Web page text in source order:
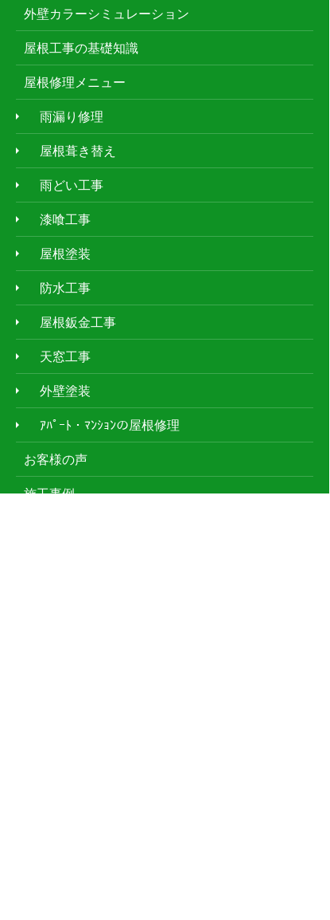
外壁カラーシミュレーション
屋根工事の基礎知識
屋根修理メニュー
雨漏り修理
屋根葺き替え
雨どい工事
漆喰工事
屋根塗装
防水工事
屋根鈑金工事
天窓工事
外壁塗装
ｱﾊﾟｰﾄ・ﾏﾝｼｮﾝの屋根修理
お客様の声
施工事例